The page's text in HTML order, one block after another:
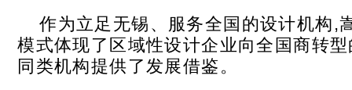
作为立足无锡、服务全国的设计机构,
模式体现了区域性设计企业向全国商转
同类机构提供了发展借鉴。